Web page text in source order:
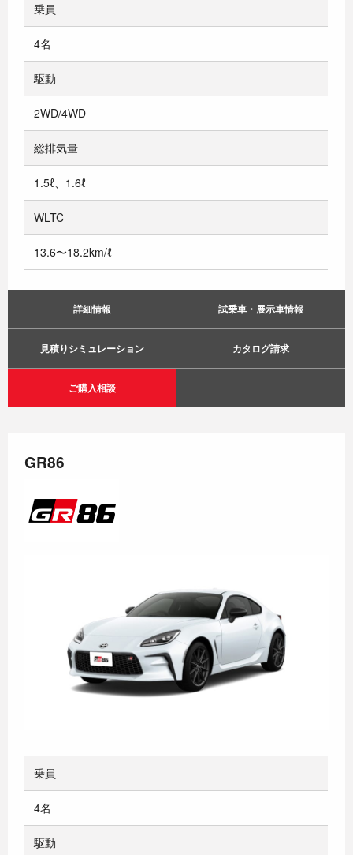
乗員
4名
駆動
2WD/4WD
総排気量
1.5ℓ、1.6ℓ
WLTC
13.6〜18.2km/ℓ
詳細情報 試乗車・展示車情報
見積りシミュレーション カタログ請求
ご購入相談
GR86
乗員
4名
駆動